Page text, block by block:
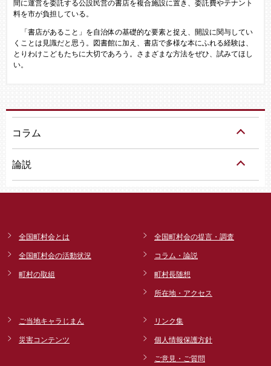
間に運営を委託する公設民営の書店を複合施設に置き、委託費やテナント
料を市が負担している。
「書店があること」を自治体の基礎的な要素と捉え、開設に関与してい
くことは見識だと思う。図書館に加え、書店で多様な本にふれる経験は、
とりわけこどもたちに大切であろう。さまざまな方法をぜひ、試みてほし
い。
コラム
論説
全国町村会とは
全国町村会の活動状況
町村の取組
全国町村会の提言・調査
コラム・論説
町村長随想
所在地・アクセス
ご当地キャラじまん
災害コンテンツ
リンク集
個人情報保護方針
ご意見・ご質問